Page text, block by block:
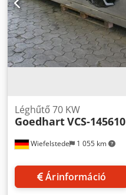
Wiefelstede 1 055 km
Léghűtő 70 KW
GoedhartVCS-145610
Árinformáció